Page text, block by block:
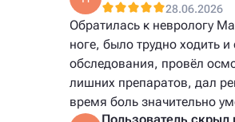
28.06.2026
Обратилась к неврологу
ноге, было трудно ходить
обследования, провёл
лишних препаратов, дал
время боль значительно